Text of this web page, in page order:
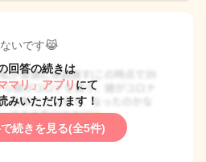
いです😹
回答の続きは
マリ」アプリ にて
みいただけます！
続きを見る(全5件)